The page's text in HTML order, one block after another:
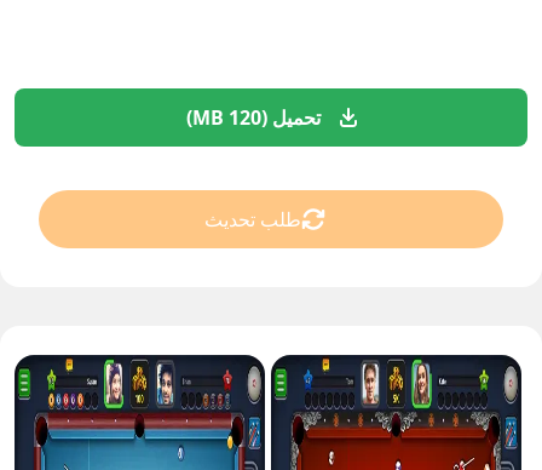
تحميل (120 MB)
طلب تحديث